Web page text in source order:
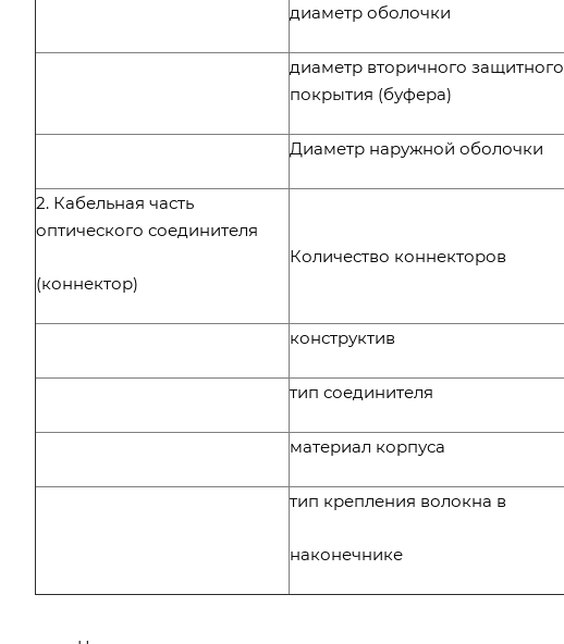
диаметр оболочки
диаметр вторичного защитного
покрытия (буфера)
Диаметр наружной оболочки
2. Кабельная часть
оптического соединителя
(коннектор)
Количество коннекторов
конструктив
тип соединителя
материал корпуса
тип крепления волокна в
наконечнике